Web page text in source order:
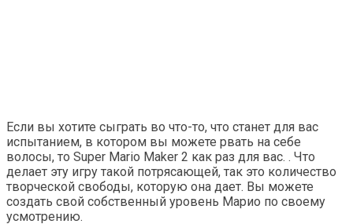
Если вы хотите сыграть во что-то, что станет для вас
испытанием, в котором вы можете рвать на себе
волосы, то Super Mario Maker 2 как раз для вас. . Что
делает эту игру такой потрясающей, так это количество
творческой свободы, которую она дает. Вы можете
создать свой собственный уровень Марио по своему
усмотрению.